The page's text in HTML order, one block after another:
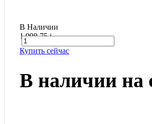
В Наличии
1 998.75i
Купить сейчас
В наличии на